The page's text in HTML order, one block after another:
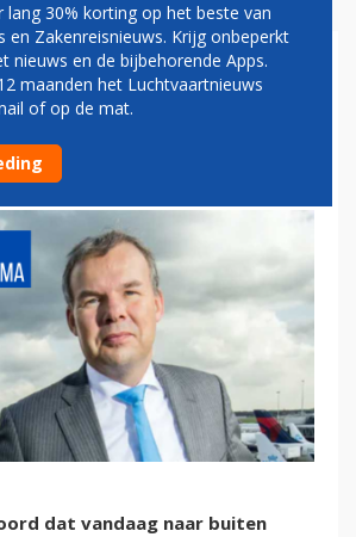
DREIGT
VLIEGTAKS VAN
KRIJGEN
dat vandaag naar buiten
lang 30% korting op het beste van
en Zakenreisnieuws. Krijg onbeperkt
nieuws en de bijbehorende Apps.
maanden het Luchtvaartnieuws
of op de mat.